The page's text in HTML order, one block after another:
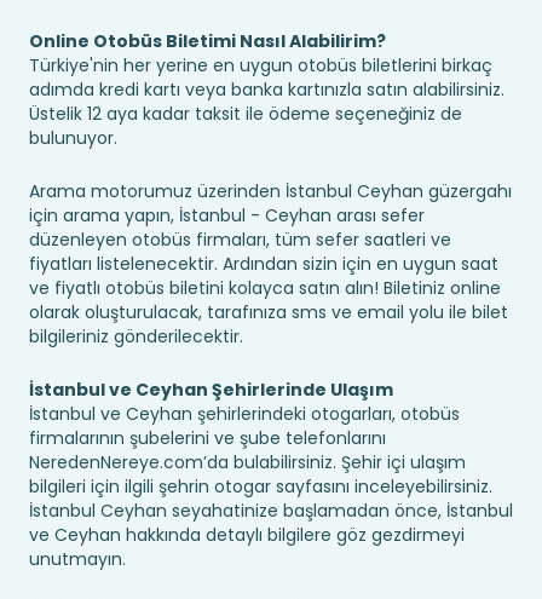
Online Otobüs Biletimi Nasıl Alabilirim?
Türkiye'nin her yerine en uygun otobüs biletlerini birkaç
adımda kredi kartı veya banka kartınızla satın alabilirsiniz.
Üstelik 12 aya kadar taksit ile ödeme seçeneğiniz de
bulunuyor.
Arama motorumuz üzerinden İstanbul Ceyhan güzergahı
için arama yapın, İstanbul - Ceyhan arası sefer
düzenleyen otobüs firmaları, tüm sefer saatleri ve
fiyatları listelenecektir. Ardından sizin için en uygun saat
ve fiyatlı otobüs biletini kolayca satın alın! Biletiniz online
olarak oluşturulacak, tarafınıza sms ve email yolu ile bilet
bilgileriniz gönderilecektir.
İstanbul ve Ceyhan Şehirlerinde Ulaşım
İstanbul ve Ceyhan şehirlerindeki otogarları, otobüs
firmalarının şubelerini ve şube telefonlarını
NeredenNereye.com’da bulabilirsiniz. Şehir içi ulaşım
bilgileri için ilgili şehrin otogar sayfasını inceleyebilirsiniz.
İstanbul Ceyhan seyahatinize başlamadan önce, İstanbul
ve Ceyhan hakkında detaylı bilgilere göz gezdirmeyi
unutmayın.